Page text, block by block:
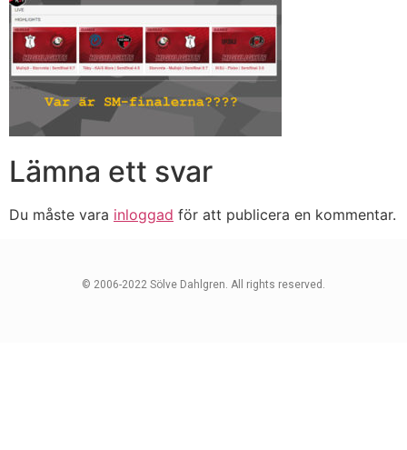
Lämna ett svar
Du måste vara inloggad för att publicera en kommentar.
© 2006-2022 Sölve Dahlgren. All rights reserved.